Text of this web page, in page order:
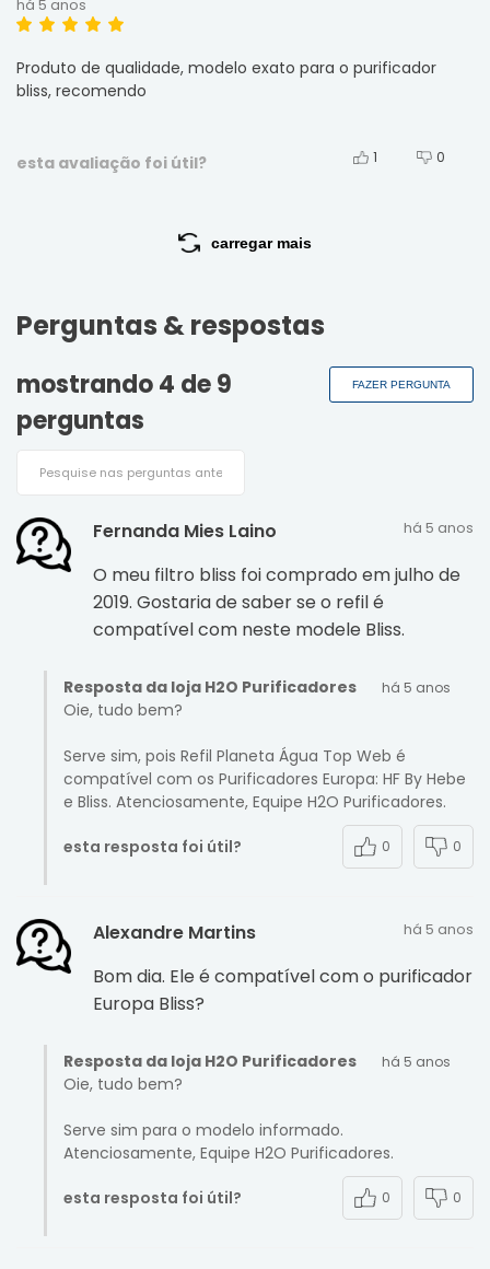
há 5 anos
Produto de qualidade, modelo exato para o purificador
bliss, recomendo
esta avaliação foi útil? 1 0
carregar mais
Perguntas & respostas
mostrando 4 de9
perguntas
FAZER PERGUNTA
Fernanda Mies Laino há 5 anos
O meu filtro bliss foi comprado em julho de
2019. Gostaria de saber se o refil é
compatível com neste modele Bliss.
Resposta da loja H2O Purificadores há 5 anos
Oie, tudo bem?
Serve sim, pois Refil Planeta Água Top Web é
compatível com os Purificadores Europa: HF By Hebe
e Bliss. Atenciosamente, Equipe H2O Purificadores.
esta resposta foi útil? 0 0
Alexandre Martins há 5 anos
Bom dia. Ele é compatível com o purificador
Europa Bliss?
Resposta da loja H2O Purificadores há 5 anos
Oie, tudo bem?
Serve sim para o modelo informado.
Atenciosamente, Equipe H2O Purificadores.
esta resposta foi útil? 0 0